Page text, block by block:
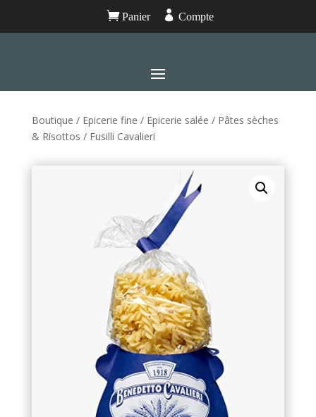
Panier  Compte
Boutique / Epicerie fine / Epicerie salée / Pâtes sèches
& Risottos / Fusilli Cavalieri